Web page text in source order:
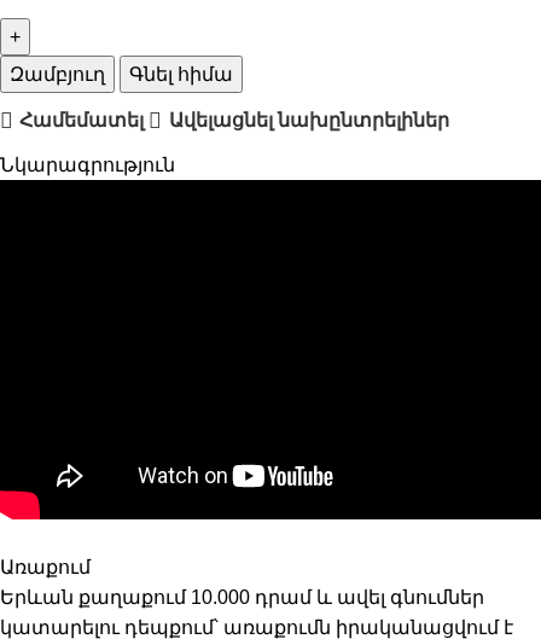
Զամբյուղ Գնել հիմա
Համեմատել Ավելացնել նախընտրելիներ
Նկարագրություն
Առաքում
Երևան քաղաքում 10.000 դրամ և ավել գնումներ
կատարելու դեպքում՝ առաքումն իրականացվում է